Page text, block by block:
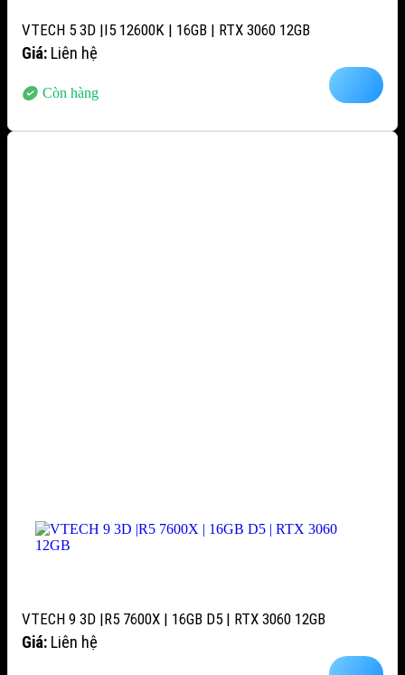
VTECH 5 3D |I5 12600K | 16GB | RTX 3060 12GB
Giá: Liên hệ
Còn hàng
VTECH 9 3D |R5 7600X | 16GB D5 | RTX 3060 12GB
Giá: Liên hệ